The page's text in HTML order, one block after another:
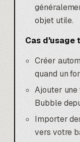
objet utile.
Cas d'usage
Créer
quand un
Ajouter
Bubble
Importer
vers votre